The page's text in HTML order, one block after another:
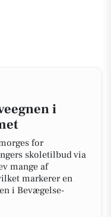
i
for
skoletilbud via
mange af
markerer en
i Bevægelse-